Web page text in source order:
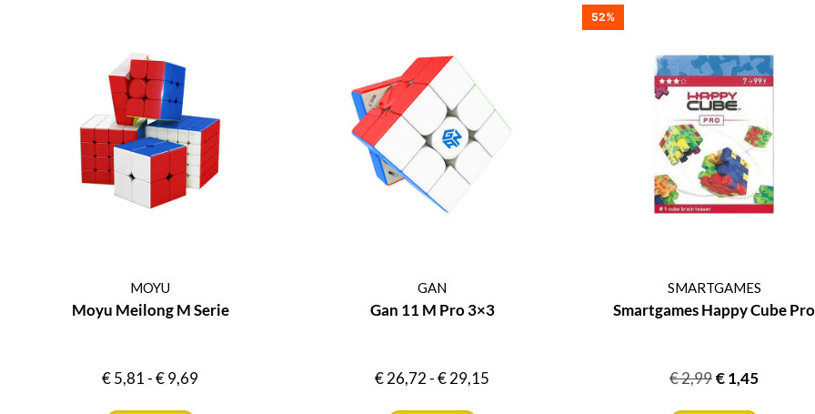
MOYU
Moyu Meilong M Serie
€5,81-€9,69
GAN
Gan 11 M Pro 3×3
€26,72-€29,15
52%
SMARTGAMES
Smartgames Happy Cube Pro
€2,99€1,45